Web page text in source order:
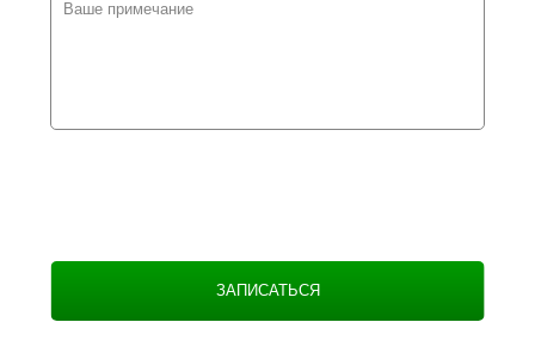
ЗАПИСАТЬСЯ